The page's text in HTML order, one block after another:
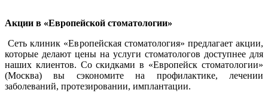
Акции в «Европейской стоматологии»
Сеть клиник «Европейская стоматология» предлагает акции,
которые делают цены на услуги стоматологов доступнее для
наших клиентов. Со скидками в «Европейск стоматологии»
(Москва) вы сэкономите на профилактике, лечении
заболеваний, протезировании, имплантации.